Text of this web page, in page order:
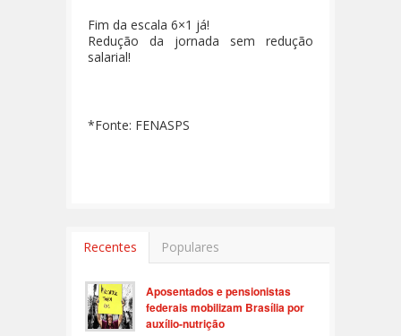
Fim da escala 6×1 já!
Redução da jornada sem redução
salarial!
*Fonte: FENASPS
Recentes Populares
Aposentados e pensionistas
federais mobilizam Brasília por
auxílio-nutrição